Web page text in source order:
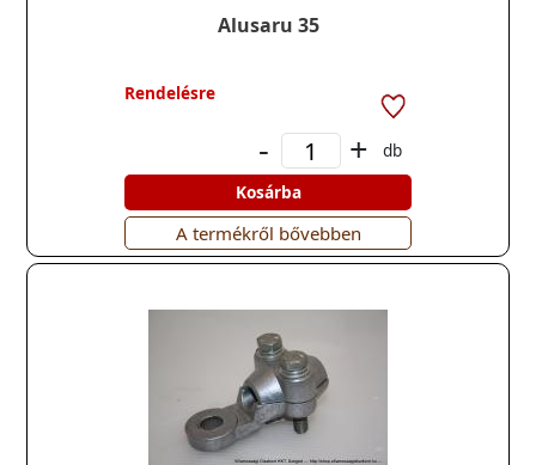
Alusaru 35
Rendelésre
- +
db
Kosárba
A termékről bővebben